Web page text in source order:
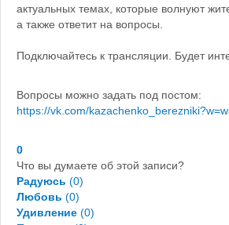
актуальных темах, которые волнуют
а также ответит на вопросы.
Подключайтесь к трансляции. Будет
Вопросы можно задать под постом:
https://vk.com/
0
Что вы думаете об этой записи?
Радуюсь (0)
Любовь (0)
Удивление (0)